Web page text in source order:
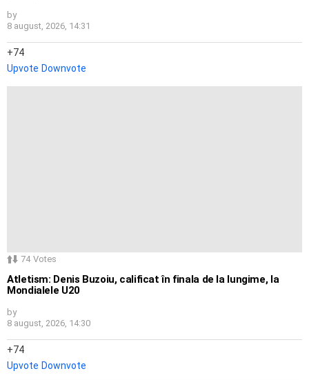
by
8 august, 2026, 14:31
74
Upvote Downvote
74 Votes
Atletism: Denis Buzoiu, calificat în finala de la lungime, la
Mondialele U20
by
8 august, 2026, 14:30
74
Upvote Downvote